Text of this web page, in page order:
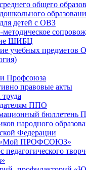
общего
детей с ОВЗ
методическое
ШИБЦ
учебных предметов
Профсоюза
правовые акты
ППО
бюллетень
народного
Федерации
«Мой ПРОФСОЮЗ»
педагогического